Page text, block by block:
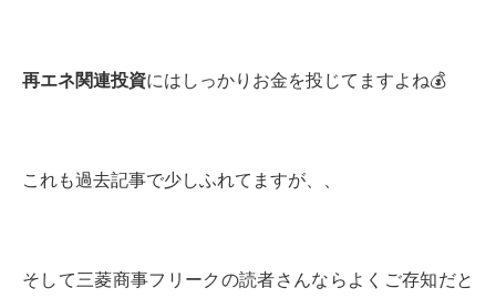
再エネ関連投資にはしっかりお金を投じてますよね💰
これも過去記事で少しふれてますが、、
そして三菱商事フリークの読者さんならよくご存知だと